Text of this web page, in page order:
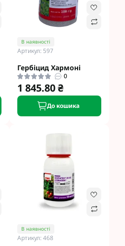
В наявності
Артикул: 597
Гербіцид Хармоні
0
1 845.80 ₴
До кошика
В наявності
Артикул: 468